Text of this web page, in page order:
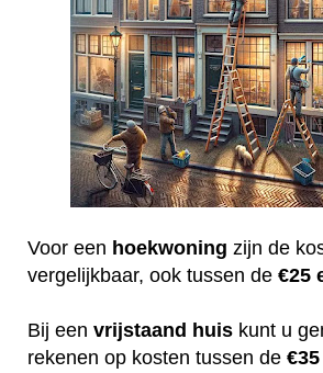
Voor een hoekwoning zijn de
vergelijkbaar, ook tussen de €25
Bij een vrijstaand huis kunt u
rekenen op kosten tussen de